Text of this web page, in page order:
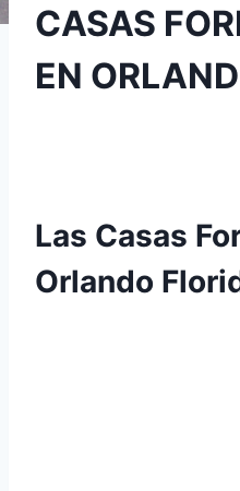
CASAS
EN
Las Casas
Orlando